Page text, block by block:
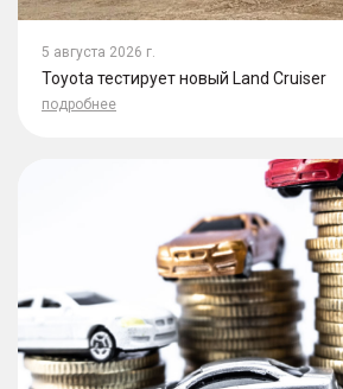
5 августа 2026 г.
Toyota тестирует новый Land Cruiser
подробнее